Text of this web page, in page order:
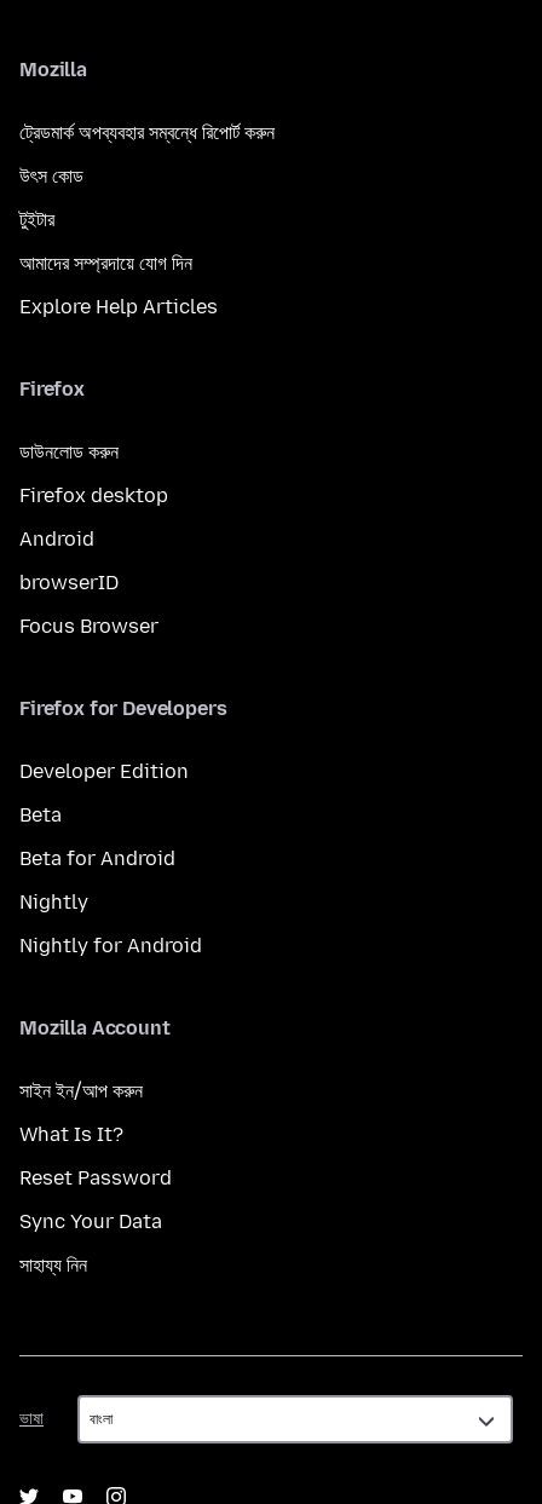
Mozilla
ট্রেডমার্ক অপব্যবহার সম্বন্ধে রিপোর্ট করুন
উৎস কোড
টুইটার
আমাদের সম্প্রদায়ে যোগ দিন
Explore Help Articles
Firefox
ডাউনলোড করুন
Firefox desktop
Android
browserID
Focus Browser
Firefox for Developers
Developer Edition
Beta
Beta for Android
Nightly
Nightly for Android
Mozilla Account
সাইন ইন/আপ করুন
What Is It?
Reset Password
Sync Your Data
সাহায্য নিন
ভাষা
ভাষা